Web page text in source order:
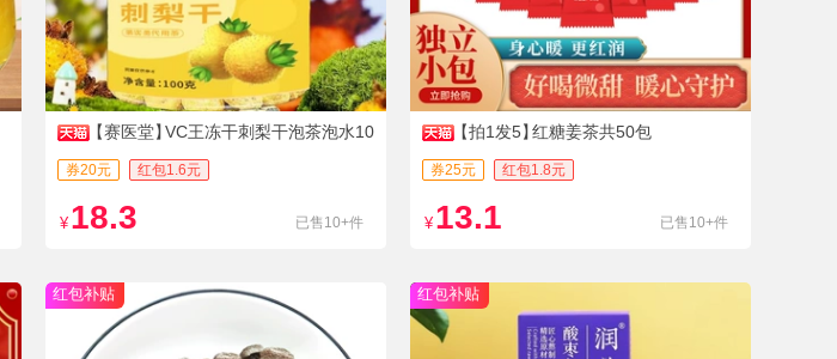
【赛医堂】VC王冻干刺梨干泡茶泡水10
0g券20元 红包1.6元
¥ 18.3 已售10+件
【拍1发5】红糖姜茶共50包
券25元 红包1.8元
¥ 13.1 已售10+件
红包补贴 红包补贴